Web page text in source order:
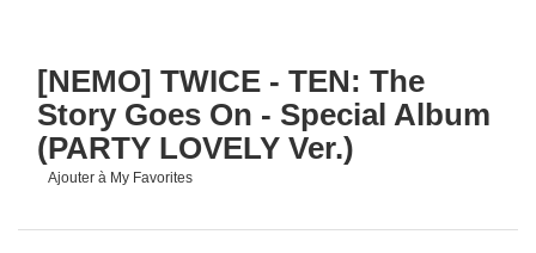
[NEMO] TWICE - TEN: The
Story Goes On - Special Album
(PARTY LOVELY Ver.)
Ajouter à My Favorites